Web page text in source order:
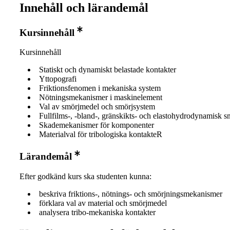
Innehåll och lärandemål
Kursinnehåll
Kursinnehåll
Statiskt och dynamiskt belastade kontakter
Yttopografi
Friktionsfenomen i mekaniska system
Nötningsmekanismer i maskinelement
Val av smörjmedel och smörjsystem
Fullfilms-, -bland-, gränskikts- och elastohydrodynamisk
Skademekanismer för komponenter
Materialval för tribologiska kontakteR
Lärandemål
Efter godkänd kurs ska studenten kunna:
beskriva friktions-, nötnings- och smörjningsmekanismer
förklara val av material och smörjmedel
analysera tribo-mekaniska kontakter